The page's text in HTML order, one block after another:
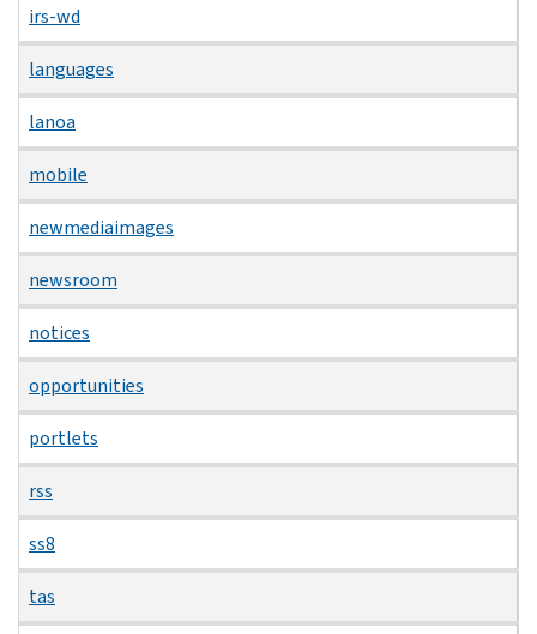
irs-wd
languages
lanoa
mobile
newmediaimages
newsroom
notices
opportunities
portlets
rss
ss8
tas